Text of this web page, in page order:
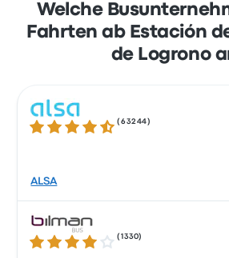
Welche
Fahrten ab Estación
de Logrono
4.3 von 5 Sternen
(63244 )
ALSA
4.2 von 5 Sternen
(1330)